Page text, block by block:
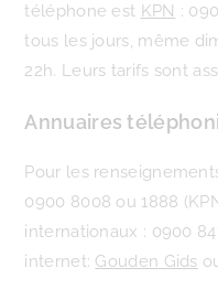
téléphone est KPN :
tous les jours, même
22h. Leurs tarifs sont
Annuaires
Pour les
0900 8008 ou 1888
internationaux : 0900
internet: Gouden Gids